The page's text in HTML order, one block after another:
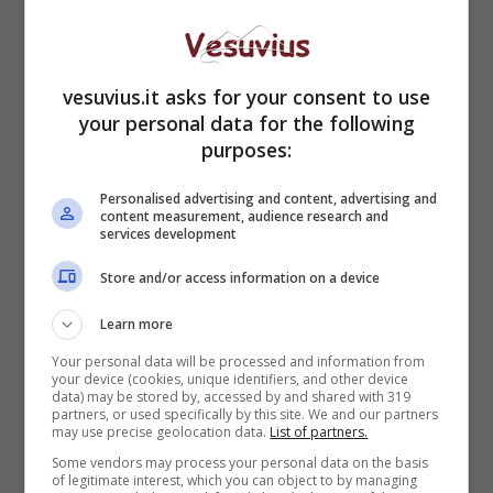
E’la riflessione la chiave di letturadell’intera
opera, tuttavia v’èuna differenza sostanziale
fra la precedente produzione e questa
esposta:
dà come “sensazione concava”, attraverso il
ripiegamento interiore tipico della stagione
concettuale; nei lavori recenti, e in particolare in
quelli degli anni Novanta e Duemila, l’artista
decide di esplorare più attentamente la realtà
esterna, uscendo dai suoi confini mentali. Prima
vesuvius.it asks for your consent to use
your personal data for the following
purposes:
Personalised advertising and content, advertising and
content measurement, audience research and
services development
Store and/or access information on a device
Learn more
Your personal data will be processed and information from
your device (cookies, unique identifiers, and other device
data) may be stored by, accessed by and shared with 319
partners, or used specifically by this site. We and our partners
may use precise geolocation data. List of partners.
Some vendors may process your personal data on the basis
of legitimate interest, which you can object to by managing